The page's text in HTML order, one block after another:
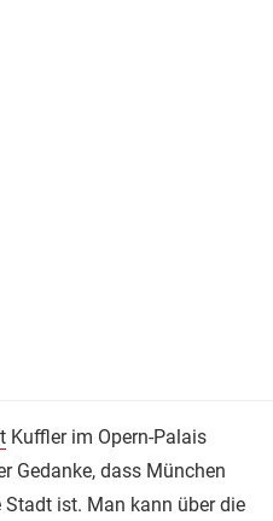
Kuffler im Opern-Palais
Gedanke, dass München
ist. Man kann über die